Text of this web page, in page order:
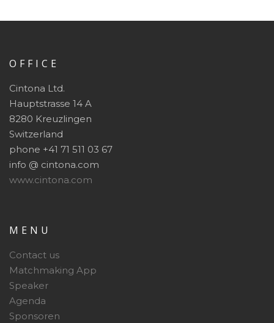
OFFICE
Cintona Ltd.
Hauptstrasse 14 A
8280 Kreuzlingen
Switzerland
phone +41 71 511 03 67
info @ cintona.com
www.cintona.com
MENU
Contact us
Matchmaking App
Speaker
Agenda
Sponsoren